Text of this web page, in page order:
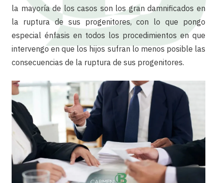
la mayoría de los casos son los gran damnificados en
la ruptura de sus progenitores, con lo que pongo
especial énfasis en todos los procedimientos en que
intervengo en que los hijos sufran lo menos posible las
consecuencias de la ruptura de sus progenitores.